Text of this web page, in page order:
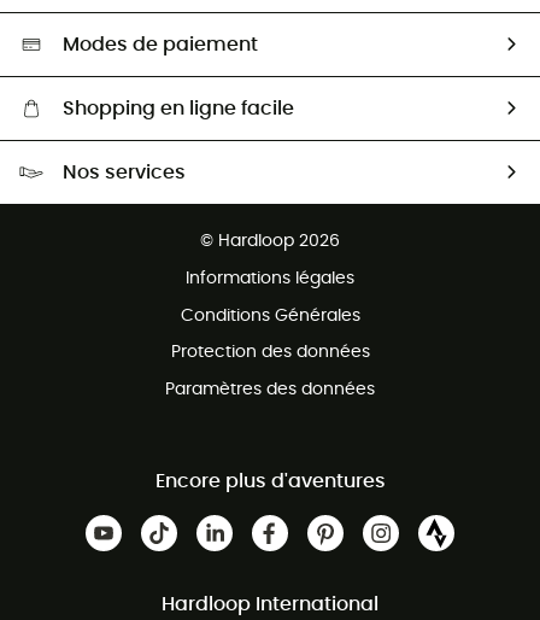
Aide & Contact
Sélection éco-responsable
Modes de paiement
Shopping en ligne facile
Nos services
© Hardloop 2026
Informations légales
Conditions Générales
Protection des données
Paramètres des données
Encore plus d'aventures
Hardloop International